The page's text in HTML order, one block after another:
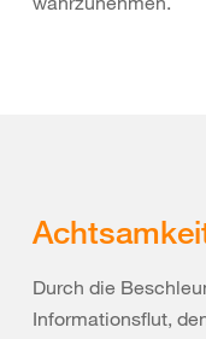
Durch die
Informationsflut,